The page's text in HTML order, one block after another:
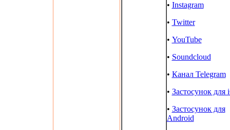
• Instagram
• Twitter
• YouTube
• Soundcloud
• Канал Telegram
• Застосунок для
• Застосунок для
Android